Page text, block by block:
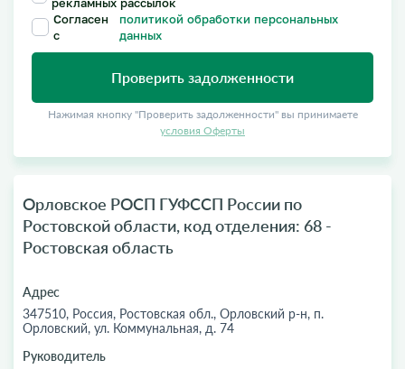
Согласен
с
политикой обработки персональных
данных
Проверить задолженности
Нажимая кнопку "Проверить задолженности" вы принимаете
условия Оферты
Орловское РОСП ГУФССП России по
Ростовской области, код отделения: 68 -
Ростовская область
Адрес
347510, Россия, Ростовская обл., Орловский р-н, п.
Орловский, ул. Коммунальная, д. 74
Руководитель